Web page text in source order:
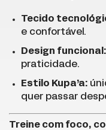
Tecido
e confortável.
Design funcional:
praticidade.
Estilo Kupa’a:
quer passar
Treine com foco,